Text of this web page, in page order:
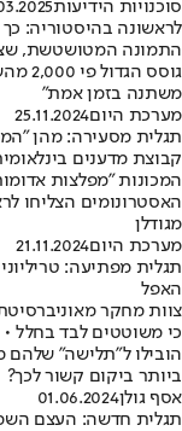
סוכנויות הידיעות
לראשונה בהיסטוריה:
גוסס
משתנה בזמן אמת"
מערכת היום25.11.2024
תגלית מסעירה: מהן
קבוצת מדענים
המכונות "מפלצות
האסטרונומים הצליחו
מגודלן
מערכת היום21.11.2024
תגלית מפתיעה:
האפל
צוות מחקר
כי משוטטים לבד בחלל
הובילו ל"תלישה" שלהם
ביותר ביקום קשור לכך?
אסף גולן01.06.2024
תגלית חדשה: העצם